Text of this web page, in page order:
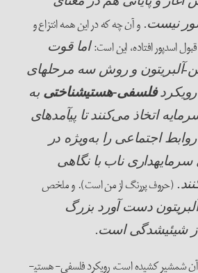
نیست.و آن چه که در این همه انتزاع و
قبول اسدپور افتاده، این است:اما قوت
آلبریتون و روش سه مرحله­ای
فلسفی-هستی­شناختی به
اتخاذ می‌کنند تا پی­آمدهای
اجتماعی را به‌ویژه در
ناب با نگاهی
(حروف پررنگ از من است). و ملخص
دست آورد بزرگ
شیئی­شدگی است.
آن­چه اسدپور برای دفاع از آن شمشیر کشیده است، رویکرد فلسفی- هستی­